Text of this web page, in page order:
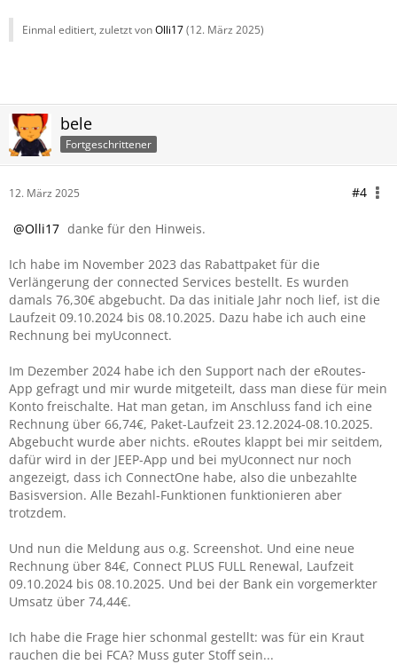
Einmal editiert, zuletzt vonOlli17(12. März 2025)
bele
Fortgeschrittener
12. März 2025 #4
Olli17 danke für den Hinweis.
Ich habe im November 2023 das Rabattpaket für die
Verlängerung der connected Services bestellt. Es wurden
damals 76,30€ abgebucht. Da das initiale Jahr noch lief, ist die
Laufzeit 09.10.2024 bis 08.10.2025. Dazu habe ich auch eine
Rechnung bei myUconnect.
Im Dezember 2024 habe ich den Support nach der eRoutes-
App gefragt und mir wurde mitgeteilt, dass man diese für mein
Konto freischalte. Hat man getan, im Anschluss fand ich eine
Rechnung über 66,74€, Paket-Laufzeit 23.12.2024-08.10.2025.
Abgebucht wurde aber nichts. eRoutes klappt bei mir seitdem,
dafür wird in der JEEP-App und bei myUconnect nur noch
angezeigt, dass ich ConnectOne habe, also die unbezahlte
Basisversion. Alle Bezahl-Funktionen funktionieren aber
trotzdem.
Und nun die Meldung aus o.g. Screenshot. Und eine neue
Rechnung über 84€, Connect PLUS FULL Renewal, Laufzeit
09.10.2024 bis 08.10.2025. Und bei der Bank ein vorgemerkter
Umsatz über 74,44€.
Ich habe die Frage hier schonmal gestellt: was für ein Kraut
rauchen die bei FCA? Muss guter Stoff sein...